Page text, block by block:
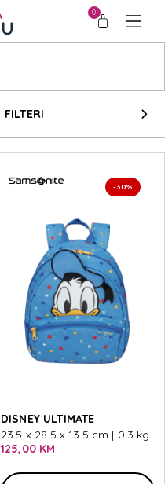
0
FILTERI
-30%
DISNEY ULTIMATE
23.5 x 28.5 x 13.5 cm | 0.3 kg
125,00 KM